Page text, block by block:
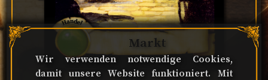
Markt
Handel
Wir verwenden notwendige Cookies,
damit unsere Website funktioniert. Mit